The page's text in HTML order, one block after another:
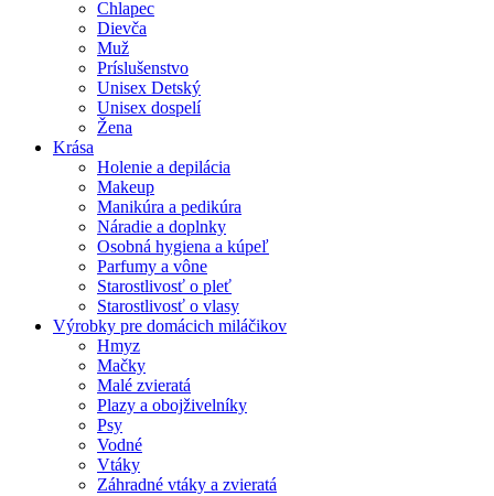
Chlapec
Dievča
Muž
Príslušenstvo
Unisex Detský
Unisex dospelí
Žena
Krása
Holenie a depilácia
Makeup
Manikúra a pedikúra
Náradie a doplnky
Osobná hygiena a kúpeľ
Parfumy a vône
Starostlivosť o pleť
Starostlivosť o vlasy
Výrobky pre domácich miláčikov
Hmyz
Mačky
Malé zvieratá
Plazy a obojživelníky
Psy
Vodné
Vtáky
Záhradné vtáky a zvieratá